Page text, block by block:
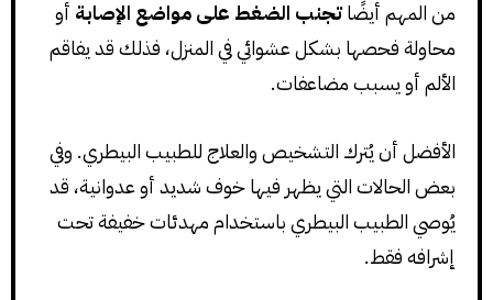
من المهم أيضًاتجنب الضغط على مواضع الإصابة أو
محاولة فحصها بشكل عشوائي في المنزل، فذلك قد يفاقم
الألم أو يسبب مضاعفات.
الأفضل أن يُترك التشخيص والعلاج للطبيب البيطري. وفي
بعض الحالات التي يظهر فيها خوف شديد أو عدوانية، قد
يُوصي الطبيب البيطري باستخدام مهدئات خفيفة تحت
إشرافه فقط.